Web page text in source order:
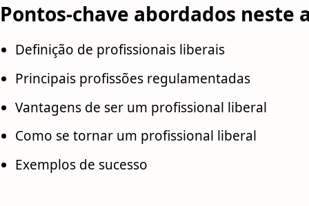
Pontos-chave abordados neste
Definição de profissionais liberais
Principais profissões regulamentadas
Vantagens de ser um profissional liberal
Como se tornar um profissional liberal
Exemplos de sucesso